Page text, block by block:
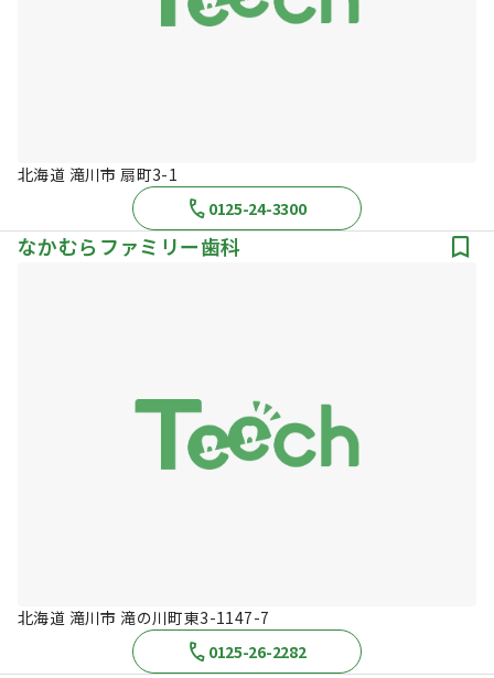
北海道 滝川市 扇町3-1
0125-24-3300
なかむらファミリー歯科
北海道 滝川市 滝の川町東3-1147-7
0125-26-2282